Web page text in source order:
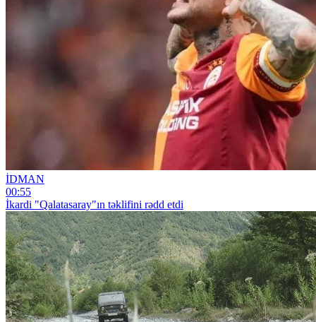
İDMAN
00:55
İkardi "Qalatasaray"ın təklifini rədd etdi